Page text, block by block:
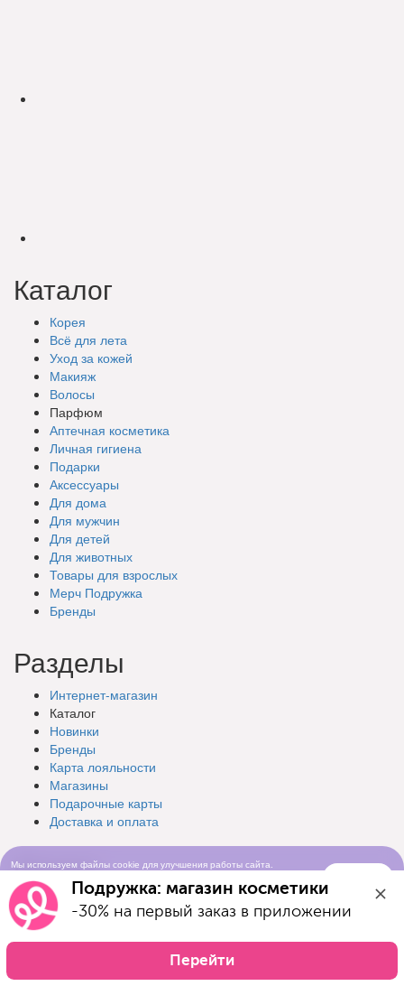
Каталог
Корея
Всё для лета
Уход за кожей
Макияж
Волосы
Парфюм
Аптечная косметика
Личная гигиена
Подарки
Аксессуары
Для дома
Для мужчин
Для детей
Для животных
Товары для взрослых
Мерч Подружка
Бренды
Разделы
Интернет-магазин
Каталог
Новинки
Бренды
Карта лояльности
Магазины
Подарочные карты
Доставка и оплата
Промо
Акции
Дополнительно
Мы используем файлы cookie для улучшения работы сайта.
использования cookie-файловПодружка: магазин косметики
-30% на первый заказ в приложении
Перейти